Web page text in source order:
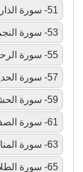
51- سورة الذاريات
53- سورة النجم
55- سورة الرحمن
57- سورة الحديد
59- سورة الحشر
61- سورة الصف
63- سورة المنافقون
65- سورة الطلاق